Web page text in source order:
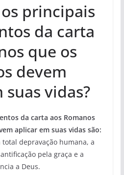
principais
da carta
que os
devem
vidas?
da carta aos Romanos
aplicar em suas vidas são:
depravação humana, a
pela graça e a
a Deus.